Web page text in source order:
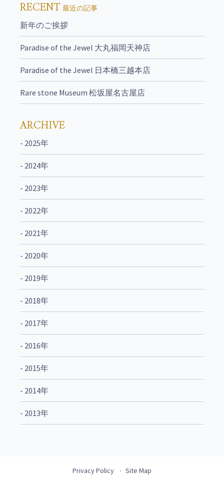
RECENT 最近の記事
新年のご挨拶
Paradise of the Jewel 大丸福岡天神店
Paradise of the Jewel 日本橋三越本店
Rare stone Museum 松坂屋名古屋店
ARCHIVE
- 2025年
- 2024年
- 2023年
- 2022年
- 2021年
- 2020年
- 2019年
- 2018年
- 2017年
- 2016年
- 2015年
- 2014年
- 2013年
Privacy Policy Site Map